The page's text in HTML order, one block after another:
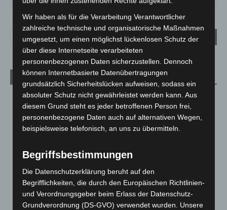
Aktuelle Beiträge
Hannover: Erste Tigermücken-Population in Niedersachsen
entdeckt
7. August 2026
eingedämmt
6. August 2026
Region Hannover: 21 neue Notfallsanitäter starten beim
Roten Kreuz
5. August 2026
Wir haben als für die Verarbeitung Verantwortlicher
zahlreiche technische und organisatorische Maßnahmen
umgesetzt, um einen möglichst lückenlosen Schutz der
über diese Internetseite verarbeiteten
personenbezogenen Daten sicherzustellen. Dennoch
können Internetbasierte Datenübertragungen
grundsätzlich Sicherheitslücken aufweisen, sodass ein
absoluter Schutz nicht gewährleistet werden kann. Aus
diesem Grund steht es jeder betroffenen Person frei,
personenbezogene Daten auch auf alternativen Wegen,
beispielsweise telefonisch, an uns zu übermitteln.
Begriffsbestimmungen
Die Datenschutzerklärung beruht auf den
Begrifflichkeiten, die durch den Europäischen Richtlinien-
und Verordnungsgeber beim Erlass der Datenschutz-
Grundverordnung (DS-GVO) verwendet wurden. Unsere